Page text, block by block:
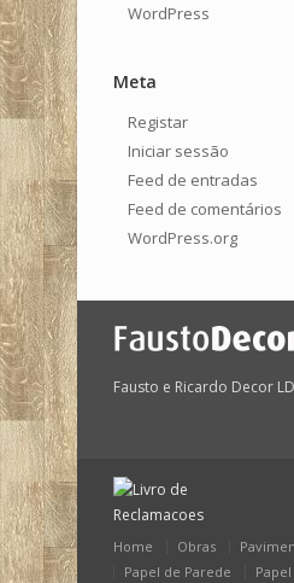
WordPress
Meta
Registar
Iniciar sessão
Feed de entradas
Feed de comentários
WordPress.org
Fausto e Ricardo Decor
Home Obras
Papel de Parede